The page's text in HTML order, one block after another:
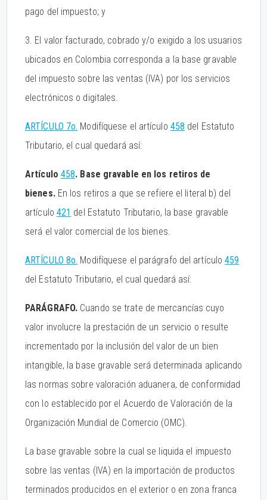
pago del impuesto; y
3. El valor facturado, cobrado y/o exigido a los usuarios
ubicados en Colombia corresponda a la base gravable
del impuesto sobre las ventas (IVA) por los servicios
electrónicos o digitales.
ARTÍCULO 7o. Modifíquese el artículo 458 del Estatuto
Tributario, el cual quedará así:
Artículo 458. Base gravable en los retiros de
bienes. En los retiros a que se refiere el literal b) del
artículo 421 del Estatuto Tributario, la base gravable
será el valor comercial de los bienes.
ARTÍCULO 8o. Modifíquese el parágrafo del artículo459
del Estatuto Tributario, el cual quedará así:
PARÁGRAFO. Cuando se trate de mercancías cuyo
valor involucre la prestación de un servicio o resulte
incrementado por la inclusión del valor de un bien
intangible, la base gravable será determinada aplicando
las normas sobre valoración aduanera, de conformidad
con lo establecido por el Acuerdo de Valoración de la
Organización Mundial de Comercio (OMC).
La base gravable sobre la cual se liquida el impuesto
sobre las ventas (IVA) en la importación de productos
terminados producidos en el exterior o en zona franca